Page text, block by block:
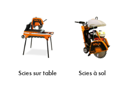
Scies sur table Scies à sol